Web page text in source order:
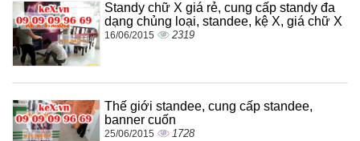
Standy chữ X giá rẻ, cung cấp standy đa
dạng chủng loại, standee, kệ X, giá chữ X
16/06/2015 2319
Thế giới standee, cung cấp standee,
banner cuốn
25/06/2015 1728